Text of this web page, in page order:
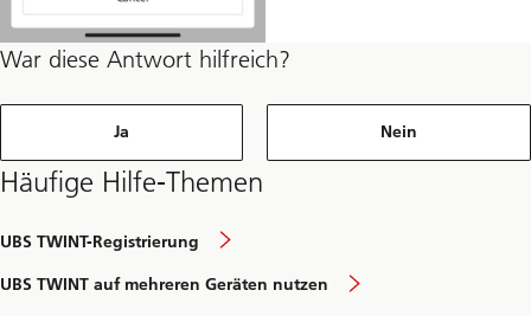
War diese Antwort hilfreich?
Ja Nein
Häufige Hilfe-Themen
UBS TWINT-Registrierung
UBS TWINT auf mehreren Geräten nutzen